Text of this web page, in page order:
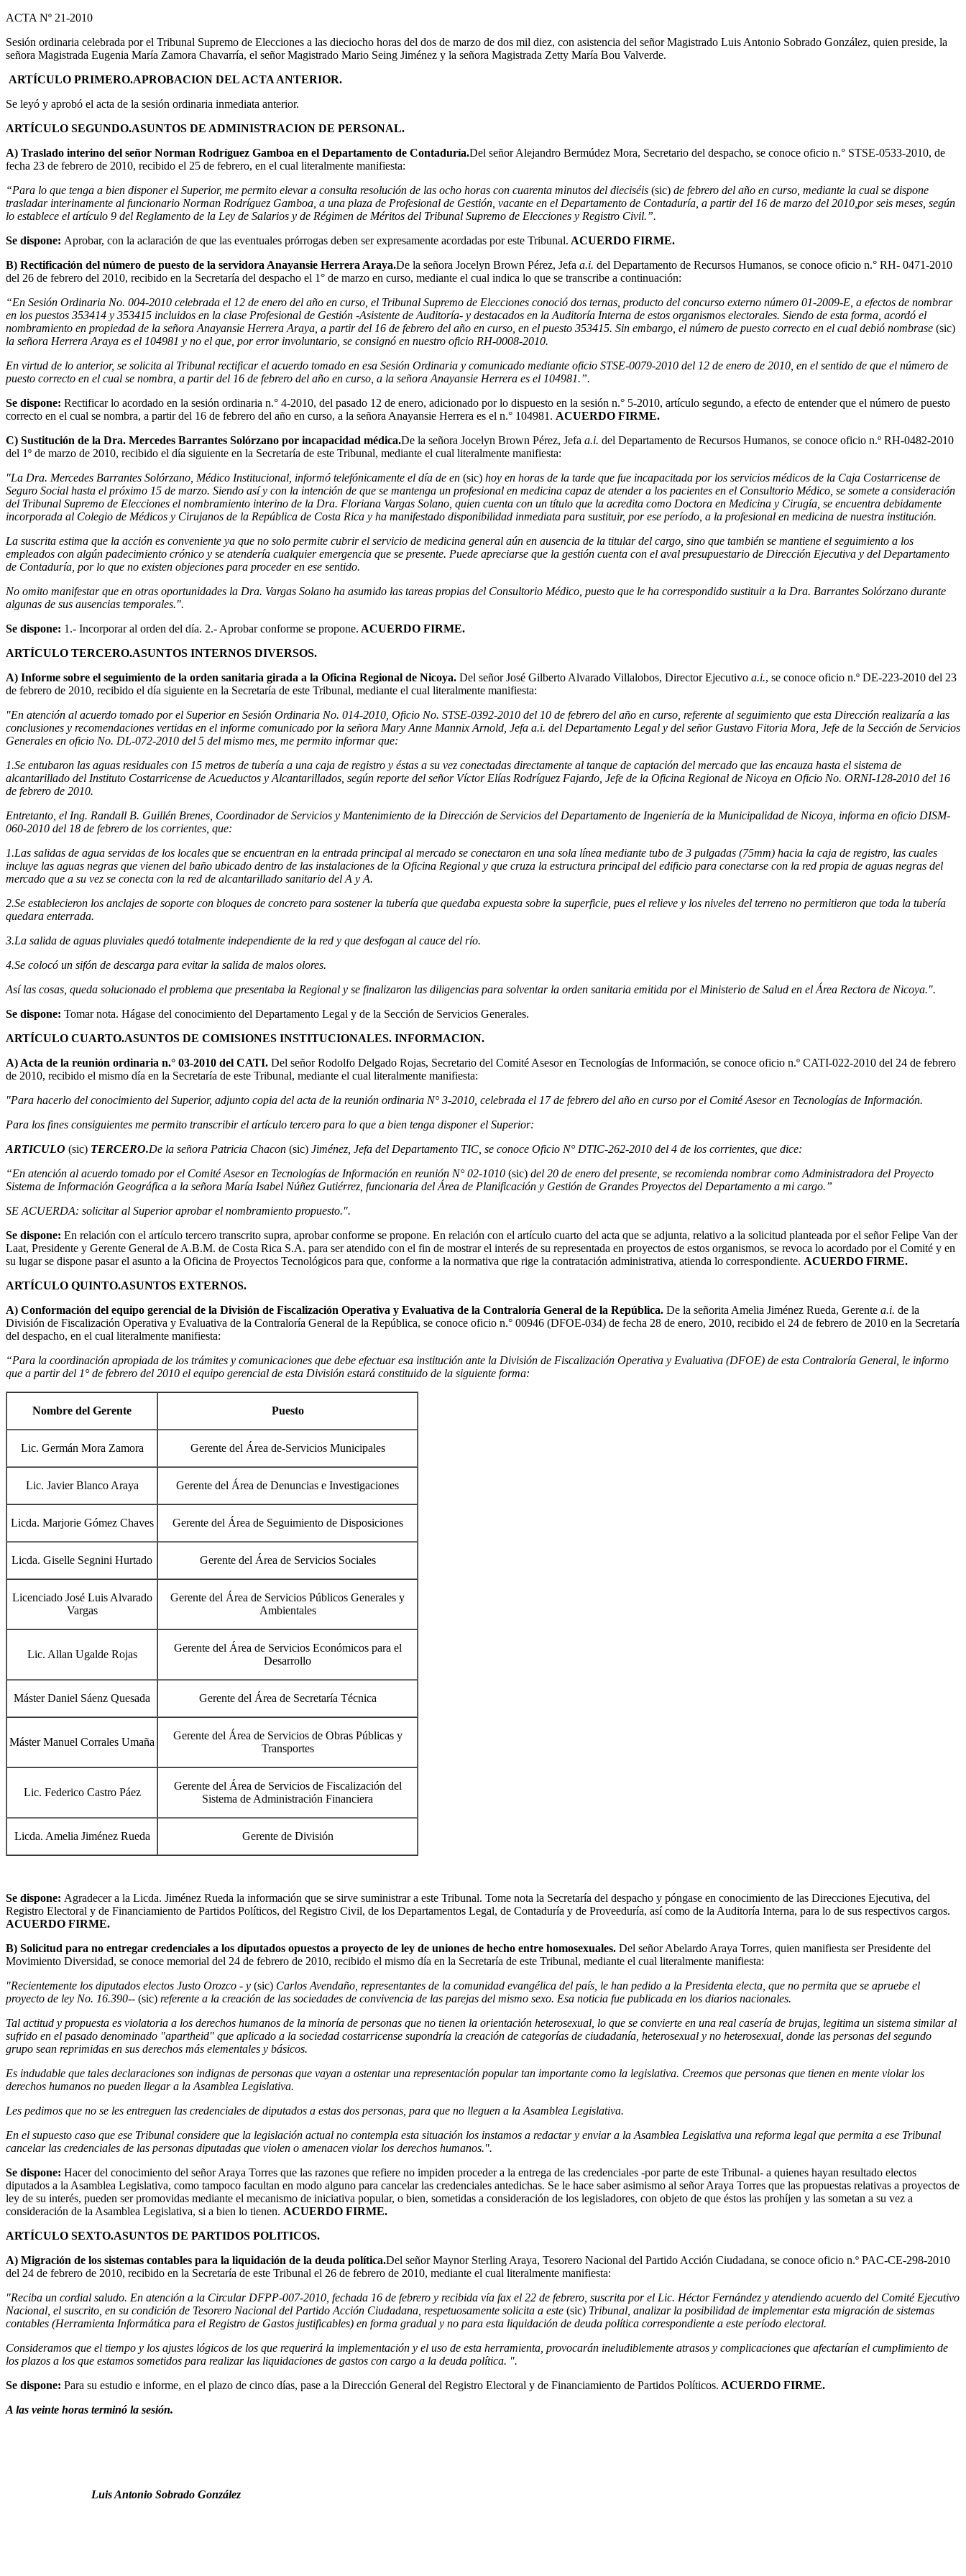
ACTA Nº 21-2010
Sesión ordinaria celebrada por el Tribunal Supremo de Elecciones a las dieciocho horas del dos de marzo de dos mil diez, con asistencia del señor Magistrado Luis Antonio Sobrado González, quien preside, la
señora Magistrada Eugenia María Zamora Chavarría, el señor Magistrado Mario Seing Jiménez y la señora Magistrada Zetty María Bou Valverde.
ARTÍCULO PRIMERO.APROBACION DEL ACTA ANTERIOR.
Se leyó y aprobó el acta de la sesión ordinaria inmediata anterior.
ARTÍCULO SEGUNDO.ASUNTOS DE ADMINISTRACION DE PERSONAL.
A) Traslado interino del señor Norman Rodríguez Gamboa en el Departamento de Contaduría.Del señor Alejandro Bermúdez Mora, Secretario del despacho, se conoce oficio n.° STSE-0533-2010, de
fecha 23 de febrero de 2010, recibido el 25 de febrero, en el cual literalmente manifiesta:
“Para lo que tenga a bien disponer el Superior, me permito elevar a consulta resolución de las ocho horas con cuarenta minutos del dieciséis (sic) de febrero del año en curso, mediante la cual se dispone
trasladar interinamente al funcionario Norman Rodríguez Gamboa, a una plaza de Profesional de Gestión, vacante en el Departamento de Contaduría, a partir del 16 de marzo del 2010,por seis meses, según
lo establece el artículo 9 del Reglamento de la Ley de Salarios y de Régimen de Méritos del Tribunal Supremo de Elecciones y Registro Civil.”.
Se dispone: Aprobar, con la aclaración de que las eventuales prórrogas deben ser expresamente acordadas por este Tribunal. ACUERDO FIRME.
B) Rectificación del número de puesto de la servidora Anayansie Herrera Araya.De la señora Jocelyn Brown Pérez, Jefa a.i. del Departamento de Recursos Humanos, se conoce oficio n.° RH- 0471-2010
del 26 de febrero del 2010, recibido en la Secretaría del despacho el 1° de marzo en curso, mediante el cual indica lo que se transcribe a continuación:
“En Sesión Ordinaria No. 004-2010 celebrada el 12 de enero del año en curso, el Tribunal Supremo de Elecciones conoció dos ternas, producto del concurso externo número 01-2009-E, a efectos de nombrar
en los puestos 353414 y 353415 incluidos en la clase Profesional de Gestión -Asistente de Auditoría- y destacados en la Auditoría Interna de estos organismos electorales. Siendo de esta forma, acordó el
nombramiento en propiedad de la señora Anayansie Herrera Araya, a partir del 16 de febrero del año en curso, en el puesto 353415. Sin embargo, el número de puesto correcto en el cual debió nombrase (sic)
la señora Herrera Araya es el 104981 y no el que, por error involuntario, se consignó en nuestro oficio RH-0008-2010.
En virtud de lo anterior, se solicita al Tribunal rectificar el acuerdo tomado en esa Sesión Ordinaria y comunicado mediante oficio STSE-0079-2010 del 12 de enero de 2010, en el sentido de que el número de
puesto correcto en el cual se nombra, a partir del 16 de febrero del año en curso, a la señora Anayansie Herrera es el 104981.”.
Se dispone: Rectificar lo acordado en la sesión ordinaria n.° 4-2010, del pasado 12 de enero, adicionado por lo dispuesto en la sesión n.° 5-2010, artículo segundo, a efecto de entender que el número de puesto
correcto en el cual se nombra, a partir del 16 de febrero del año en curso, a la señora Anayansie Herrera es el n.° 104981. ACUERDO FIRME.
C) Sustitución de la Dra. Mercedes Barrantes Solórzano por incapacidad médica.De la señora Jocelyn Brown Pérez, Jefa a.i. del Departamento de Recursos Humanos, se conoce oficio n.º RH-0482-2010
del 1º de marzo de 2010, recibido el día siguiente en la Secretaría de este Tribunal, mediante el cual literalmente manifiesta:
"La Dra. Mercedes Barrantes Solórzano, Médico Institucional, informó telefónicamente el día de en (sic) hoy en horas de la tarde que fue incapacitada por los servicios médicos de la Caja Costarricense de
Seguro Social hasta el próximo 15 de marzo. Siendo así y con la intención de que se mantenga un profesional en medicina capaz de atender a los pacientes en el Consultorio Médico, se somete a consideración
del Tribunal Supremo de Elecciones el nombramiento interino de la Dra. Floriana Vargas Solano, quien cuenta con un título que la acredita como Doctora en Medicina y Cirugía, se encuentra debidamente
incorporada al Colegio de Médicos y Cirujanos de la República de Costa Rica y ha manifestado disponibilidad inmediata para sustituir, por ese período, a la profesional en medicina de nuestra institución.
La suscrita estima que la acción es conveniente ya que no solo permite cubrir el servicio de medicina general aún en ausencia de la titular del cargo, sino que también se mantiene el seguimiento a los
empleados con algún padecimiento crónico y se atendería cualquier emergencia que se presente. Puede apreciarse que la gestión cuenta con el aval presupuestario de Dirección Ejecutiva y del Departamento
de Contaduría, por lo que no existen objeciones para proceder en ese sentido.
No omito manifestar que en otras oportunidades la Dra. Vargas Solano ha asumido las tareas propias del Consultorio Médico, puesto que le ha correspondido sustituir a la Dra. Barrantes Solórzano durante
algunas de sus ausencias temporales.".
Se dispone: 1.- Incorporar al orden del día. 2.- Aprobar conforme se propone. ACUERDO FIRME.
ARTÍCULO TERCERO.ASUNTOS INTERNOS DIVERSOS.
A) Informe sobre el seguimiento de la orden sanitaria girada a la Oficina Regional de Nicoya. Del señor José Gilberto Alvarado Villalobos, Director Ejecutivo a.i., se conoce oficio n.º DE-223-2010 del 23
de febrero de 2010, recibido el día siguiente en la Secretaría de este Tribunal, mediante el cual literalmente manifiesta:
"En atención al acuerdo tomado por el Superior en Sesión Ordinaria No. 014-2010, Oficio No. STSE-0392-2010 del 10 de febrero del año en curso, referente al seguimiento que esta Dirección realizaría a las
conclusiones y recomendaciones vertidas en el informe comunicado por la señora Mary Anne Mannix Arnold, Jefa a.i. del Departamento Legal y del señor Gustavo Fitoria Mora, Jefe de la Sección de Servicios
Generales en oficio No. DL-072-2010 del 5 del mismo mes, me permito informar que:
1.Se entubaron las aguas residuales con 15 metros de tubería a una caja de registro y éstas a su vez conectadas directamente al tanque de captación del mercado que las encauza hasta el sistema de
alcantarillado del Instituto Costarricense de Acueductos y Alcantarillados, según reporte del señor Víctor Elías Rodríguez Fajardo, Jefe de la Oficina Regional de Nicoya en Oficio No. ORNI-128-2010 del 16
de febrero de 2010.
Entretanto, el Ing. Randall B. Guillén Brenes, Coordinador de Servicios y Mantenimiento de la Dirección de Servicios del Departamento de Ingeniería de la Municipalidad de Nicoya, informa en oficio DISM-
060-2010 del 18 de febrero de los corrientes, que:
1.Las salidas de agua servidas de los locales que se encuentran en la entrada principal al mercado se conectaron en una sola línea mediante tubo de 3 pulgadas (75mm) hacia la caja de registro, las cuales
incluye las aguas negras que vienen del baño ubicado dentro de las instalaciones de la Oficina Regional y que cruza la estructura principal del edificio para conectarse con la red propia de aguas negras del
mercado que a su vez se conecta con la red de alcantarillado sanitario del A y A.
2.Se establecieron los anclajes de soporte con bloques de concreto para sostener la tubería que quedaba expuesta sobre la superficie, pues el relieve y los niveles del terreno no permitieron que toda la tubería
quedara enterrada.
3.La salida de aguas pluviales quedó totalmente independiente de la red y que desfogan al cauce del río.
4.Se colocó un sifón de descarga para evitar la salida de malos olores.
Así las cosas, queda solucionado el problema que presentaba la Regional y se finalizaron las diligencias para solventar la orden sanitaria emitida por el Ministerio de Salud en el Área Rectora de Nicoya.".
Se dispone: Tomar nota. Hágase del conocimiento del Departamento Legal y de la Sección de Servicios Generales.
ARTÍCULO CUARTO.ASUNTOS DE COMISIONES INSTITUCIONALES. INFORMACION.
A) Acta de la reunión ordinaria n.° 03-2010 del CATI. Del señor Rodolfo Delgado Rojas, Secretario del Comité Asesor en Tecnologías de Información, se conoce oficio n.º CATI-022-2010 del 24 de febrero
de 2010, recibido el mismo día en la Secretaría de este Tribunal, mediante el cual literalmente manifiesta:
"Para hacerlo del conocimiento del Superior, adjunto copia del acta de la reunión ordinaria N° 3-2010, celebrada el 17 de febrero del año en curso por el Comité Asesor en Tecnologías de Información.
Para los fines consiguientes me permito transcribir el artículo tercero para lo que a bien tenga disponer el Superior:
ARTICULO (sic) TERCERO.De la señora Patricia Chacon (sic) Jiménez, Jefa del Departamento TIC, se conoce Oficio N° DTIC-262-2010 del 4 de los corrientes, que dice:
“En atención al acuerdo tomado por el Comité Asesor en Tecnologías de Información en reunión N° 02-1010 (sic) del 20 de enero del presente, se recomienda nombrar como Administradora del Proyecto
Sistema de Información Geográfica a la señora María Isabel Núñez Gutiérrez, funcionaria del Área de Planificación y Gestión de Grandes Proyectos del Departamento a mi cargo.”
SE ACUERDA: solicitar al Superior aprobar el nombramiento propuesto.".
Se dispone: En relación con el artículo tercero transcrito supra, aprobar conforme se propone. En relación con el artículo cuarto del acta que se adjunta, relativo a la solicitud planteada por el señor Felipe Van der
Laat, Presidente y Gerente General de A.B.M. de Costa Rica S.A. para ser atendido con el fin de mostrar el interés de su representada en proyectos de estos organismos, se revoca lo acordado por el Comité y en
su lugar se dispone pasar el asunto a la Oficina de Proyectos Tecnológicos para que, conforme a la normativa que rige la contratación administrativa, atienda lo correspondiente. ACUERDO FIRME.
ARTÍCULO QUINTO.ASUNTOS EXTERNOS.
A) Conformación del equipo gerencial de la División de Fiscalización Operativa y Evaluativa de la Contraloría General de la República. De la señorita Amelia Jiménez Rueda, Gerente a.i. de la
División de Fiscalización Operativa y Evaluativa de la Contraloría General de la República, se conoce oficio n.° 00946 (DFOE-034) de fecha 28 de enero, 2010, recibido el 24 de febrero de 2010 en la Secretaría
del despacho, en el cual literalmente manifiesta:
“Para la coordinación apropiada de los trámites y comunicaciones que debe efectuar esa institución ante la División de Fiscalización Operativa y Evaluativa (DFOE) de esta Contraloría General, le informo
que a partir del 1° de febrero del 2010 el equipo gerencial de esta División estará constituido de la siguiente forma:
Nombre del Gerente Puesto
Lic. Germán Mora Zamora Gerente del Área de-Servicios Municipales
Lic. Javier Blanco Araya Gerente del Área de Denuncias e Investigaciones
Licda. Marjorie Gómez Chaves Gerente del Área de Seguimiento de Disposiciones
Licda. Giselle Segnini Hurtado Gerente del Área de Servicios Sociales
Licenciado José Luis Alvarado
Vargas
Gerente del Área de Servicios Públicos Generales y
Ambientales
Lic. Allan Ugalde Rojas
Gerente del Área de Servicios Económicos para el
Desarrollo
Máster Daniel Sáenz Quesada Gerente del Área de Secretaría Técnica
Máster Manuel Corrales Umaña
Gerente del Área de Servicios de Obras Públicas y
Transportes
Lic. Federico Castro Páez
Gerente del Área de Servicios de Fiscalización del
Sistema de Administración Financiera
Licda. Amelia Jiménez Rueda Gerente de División
Se dispone: Agradecer a la Licda. Jiménez Rueda la información que se sirve suministrar a este Tribunal. Tome nota la Secretaría del despacho y póngase en conocimiento de las Direcciones Ejecutiva, del
Registro Electoral y de Financiamiento de Partidos Políticos, del Registro Civil, de los Departamentos Legal, de Contaduría y de Proveeduría, así como de la Auditoría Interna, para lo de sus respectivos cargos.
ACUERDO FIRME.
B) Solicitud para no entregar credenciales a los diputados opuestos a proyecto de ley de uniones de hecho entre homosexuales. Del señor Abelardo Araya Torres, quien manifiesta ser Presidente del
Movimiento Diversidad, se conoce memorial del 24 de febrero de 2010, recibido el mismo día en la Secretaría de este Tribunal, mediante el cual literalmente manifiesta:
"Recientemente los diputados electos Justo Orozco - y (sic) Carlos Avendaño, representantes de la comunidad evangélica del país, le han pedido a la Presidenta electa, que no permita que se apruebe el
proyecto de ley No. 16.390-- (sic) referente a la creación de las sociedades de convivencia de las parejas del mismo sexo. Esa noticia fue publicada en los diarios nacionales.
Tal actitud y propuesta es violatoria a los derechos humanos de la minoría de personas que no tienen la orientación heterosexual, lo que se convierte en una real casería de brujas, legitima un sistema similar al
sufrido en el pasado denominado "apartheid" que aplicado a la sociedad costarricense supondría la creación de categorías de ciudadanía, heterosexual y no heterosexual, donde las personas del segundo
grupo sean reprimidas en sus derechos más elementales y básicos.
Es indudable que tales declaraciones son indignas de personas que vayan a ostentar una representación popular tan importante como la legislativa. Creemos que personas que tienen en mente violar los
derechos humanos no pueden llegar a la Asamblea Legislativa.
Les pedimos que no se les entreguen las credenciales de diputados a estas dos personas, para que no lleguen a la Asamblea Legislativa.
En el supuesto caso que ese Tribunal considere que la legislación actual no contempla esta situación los instamos a redactar y enviar a la Asamblea Legislativa una reforma legal que permita a ese Tribunal
cancelar las credenciales de las personas diputadas que violen o amenacen violar los derechos humanos.".
Se dispone: Hacer del conocimiento del señor Araya Torres que las razones que refiere no impiden proceder a la entrega de las credenciales -por parte de este Tribunal- a quienes hayan resultado electos
diputados a la Asamblea Legislativa, como tampoco facultan en modo alguno para cancelar las credenciales antedichas. Se le hace saber asimismo al señor Araya Torres que las propuestas relativas a proyectos de
ley de su interés, pueden ser promovidas mediante el mecanismo de iniciativa popular, o bien, sometidas a consideración de los legisladores, con objeto de que éstos las prohíjen y las sometan a su vez a
consideración de la Asamblea Legislativa, si a bien lo tienen. ACUERDO FIRME.
ARTÍCULO SEXTO.ASUNTOS DE PARTIDOS POLITICOS.
A) Migración de los sistemas contables para la liquidación de la deuda política.Del señor Maynor Sterling Araya, Tesorero Nacional del Partido Acción Ciudadana, se conoce oficio n.º PAC-CE-298-2010
del 24 de febrero de 2010, recibido en la Secretaría de este Tribunal el 26 de febrero de 2010, mediante el cual literalmente manifiesta:
"Reciba un cordial saludo. En atención a la Circular DFPP-007-2010, fechada 16 de febrero y recibida vía fax el 22 de febrero, suscrita por el Lic. Héctor Fernández y atendiendo acuerdo del Comité Ejecutivo
Nacional, el suscrito, en su condición de Tesorero Nacional del Partido Acción Ciudadana, respetuosamente solicita a este (sic) Tribunal, analizar la posibilidad de implementar esta migración de sistemas
contables (Herramienta Informática para el Registro de Gastos justificables) en forma gradual y no para esta liquidación de deuda política correspondiente a este período electoral.
Consideramos que el tiempo y los ajustes lógicos de los que requerirá la implementación y el uso de esta herramienta, provocarán ineludiblemente atrasos y complicaciones que afectarían el cumplimiento de
los plazos a los que estamos sometidos para realizar las liquidaciones de gastos con cargo a la deuda política. ".
Se dispone: Para su estudio e informe, en el plazo de cinco días, pase a la Dirección General del Registro Electoral y de Financiamiento de Partidos Políticos. ACUERDO FIRME.
A las veinte horas terminó la sesión.
Luis Antonio Sobrado González